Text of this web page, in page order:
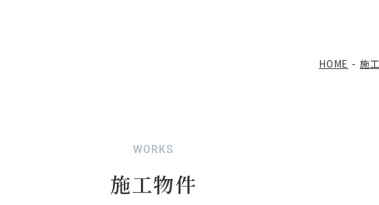
HOME 施
WORKS
施工物件